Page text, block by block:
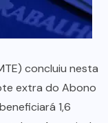
concluiu nesta
extra do Abono
1,6